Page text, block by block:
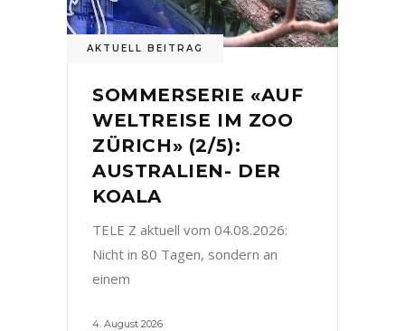
AKTUELL BEITRAG
SOMMERSERIE «AUF
WELTREISE IM ZOO
ZÜRICH» (2/5):
AUSTRALIEN- DER
KOALA
TELE Z aktuell vom 04.08.2026:
Nicht in 80 Tagen, sondern an
einem
4. August 2026